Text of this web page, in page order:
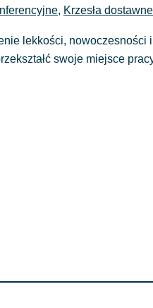
, Krzesła dostawne
lekkości,
swoje miejsce